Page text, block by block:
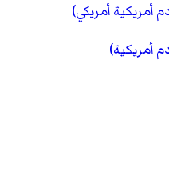
أمريكية أمريكي)
أمريكية)